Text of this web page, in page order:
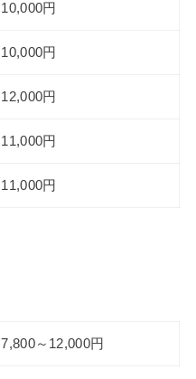
10,000円
10,000円
12,000円
11,000円
11,000円
7,800～12,000円